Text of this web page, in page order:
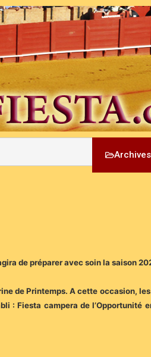
Archives
de préparer avec soin la saison
de Printemps. A cette occasion,
: Fiesta campera de l’Opportunité